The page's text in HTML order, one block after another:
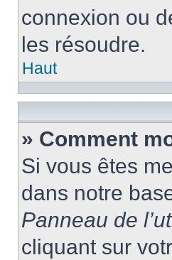
connexion ou
les résoudre.
Haut
» Comment
Si vous êtes
dans notre
Panneau de
cliquant sur